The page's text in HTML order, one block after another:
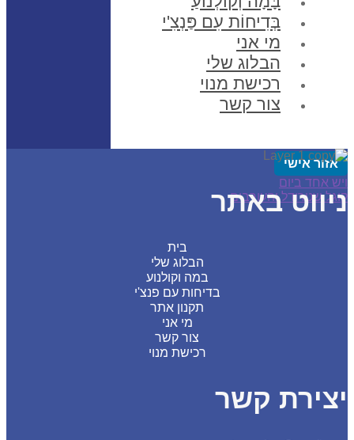
בְּדִיחוֹת עִם פַּנְצִ'י
מי אני
הבלוג שלי
רכישת מנוי
צור קשר
אישי
אחד ביום
שטרודל והעורבים
באתר
הבלוג שלי
במה וקולנוע
בדיחות עם פנצ'י
תקנון אתר
מי אני
צור קשר
רכישת מנוי
קשר